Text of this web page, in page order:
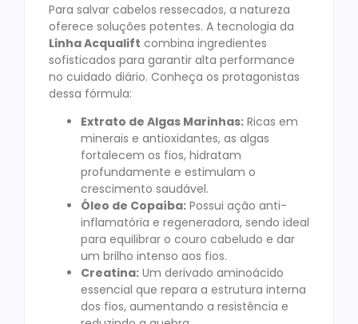
Para salvar cabelos ressecados, a natureza
oferece soluções potentes. A tecnologia da
Linha Acqualift combina ingredientes
sofisticados para garantir alta performance
no cuidado diário. Conheça os protagonistas
dessa fórmula:
Extrato de Algas Marinhas: Ricas em
minerais e antioxidantes, as algas
fortalecem os fios, hidratam
profundamente e estimulam o
crescimento saudável.
Óleo de Copaíba: Possui ação anti-
inflamatória e regeneradora, sendo ideal
para equilibrar o couro cabeludo e dar
um brilho intenso aos fios.
Creatina: Um derivado aminoácido
essencial que repara a estrutura interna
dos fios, aumentando a resistência e